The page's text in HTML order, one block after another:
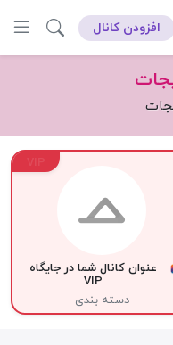
افزودن کانال
عنوان کانال شما در جایگاه
VIP
دسته بندی